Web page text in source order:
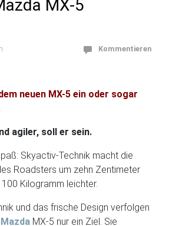
MX-5
Kommentieren
neuen MX-5 ein oder sogar
agiler, soll er sein.
Skyactiv-Technik macht die
Roadsters um zehn Zentimeter
Kilogramm leichter.
und das frische Design verfolgen
Mazda MX-5 nur ein Ziel. Sie